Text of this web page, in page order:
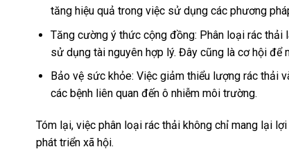
tăng hiệu quả trong việc sử dụng các phương
Tăng cường ý thức cộng đồng: Phân loại rác
sử dụng tài nguyên hợp lý. Đây cũng là cơ hội
Bảo vệ sức khỏe: Việc giảm thiểu lượng rác thải
các bệnh liên quan đến ô nhiễm môi trường.
Tóm lại, việc phân loại rác thải không chỉ mang lại
phát triển xã hội.